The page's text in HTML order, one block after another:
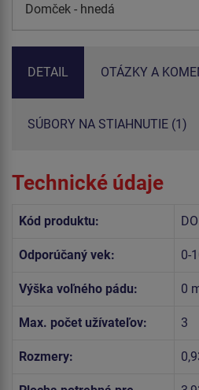
Domček - hnedá
DETAIL OTÁZKY A
SÚBORY NA STIAHNUTIE (1)
Technické údaje
Kód produktu:
Odporúčaný vek: 0-
Výška voľného pádu: 0
Max. počet užívateľov: 3
Rozmery: